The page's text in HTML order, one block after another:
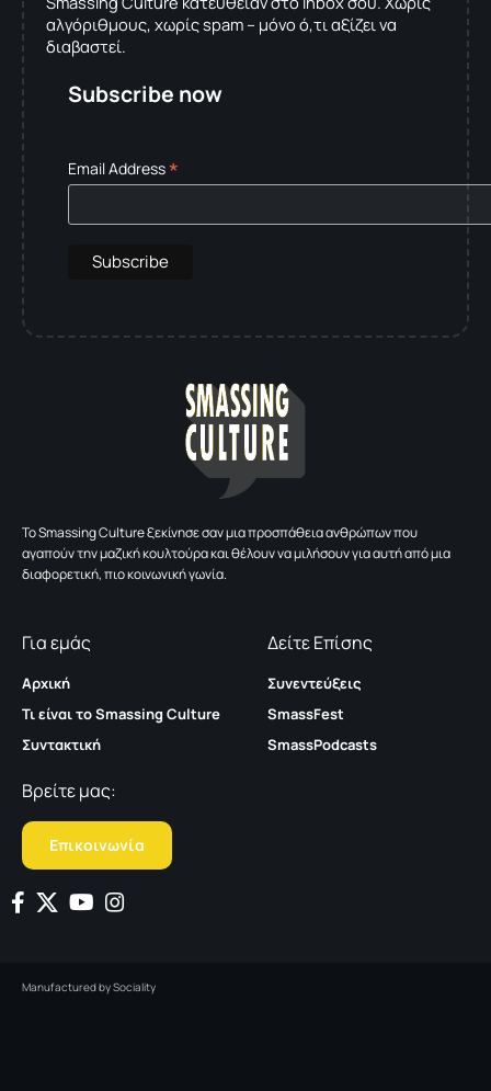
αλγόριθμους, χωρίς spam – μόνο ό,τι αξίζει να
διαβαστεί.
Subscribe now
Email Address*
To Smassing Culture ξεκίνησε σαν μια προσπάθεια ανθρώπων που
αγαπούν την μαζική κουλτούρα και θέλουν να μιλήσουν για αυτή από μια
διαφορετική, πιο κοινωνική γωνία.
Για εμάς
Αρχική
Τι είναι το Smassing Culture
Συντακτική
Δείτε Επίσης
Συνεντεύξεις
SmassFest
SmassPodcasts
Βρείτε μας:
Επικοινωνία
Manufactured bySociality